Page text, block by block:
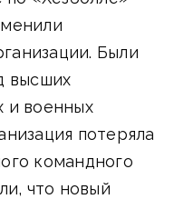
Были
высших
и военных
потеряла
командного
что новый